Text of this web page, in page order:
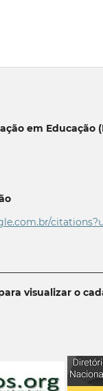
em Educação
visualizar o